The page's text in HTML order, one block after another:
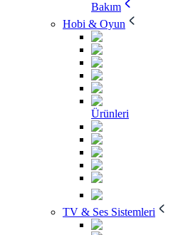
Bakım
Hobi & Oyun
Ürünleri
TV & Ses Sistemleri